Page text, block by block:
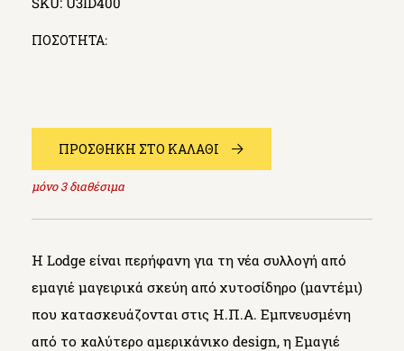
ΠΟΣΟΤΗΤΑ:
ΠΡΟΣΘΗΚΗ ΣΤΟ ΚΑΛΑΘΙ
μόνο3διαθέσιμα
Η Lodge είναι περήφανη για τη νέα συλλογή από
εμαγιέ μαγειρικά σκεύη από χυτοσίδηρο (μαντέμι)
που κατασκευάζονται στις Η.Π.Α. Εμπνευσμένη
από το καλύτερο αμερικάνικο design, η Εμαγιέ